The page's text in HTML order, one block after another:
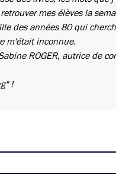
mes élèves la
des années 80 qui
m'était inconnue.
ROGER, autrice de
!